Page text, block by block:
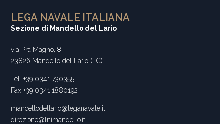
LEGA NAVALE ITALIANA
Sezione di Mandello del Lario
via Pra Magno, 8
23826 Mandello del Lario (LC)
Tel. +39 0341.730355
Fax +39 0341.1880192
mandellodellario@leganavale.it
direzione@lnimandello.it